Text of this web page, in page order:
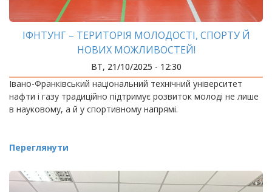
ІФНТУНГ – ТЕРИТОРІЯ МОЛОДОСТІ, СПОРТУ Й
НОВИХ МОЖЛИВОСТЕЙ!
ВТ, 21/10/2025 - 12:30
Івано-Франківський національний технічний університет
нафти і газу традиційно підтримує розвиток молоді не лише
в науковому, а й у спортивному напрямі.
Переглянути